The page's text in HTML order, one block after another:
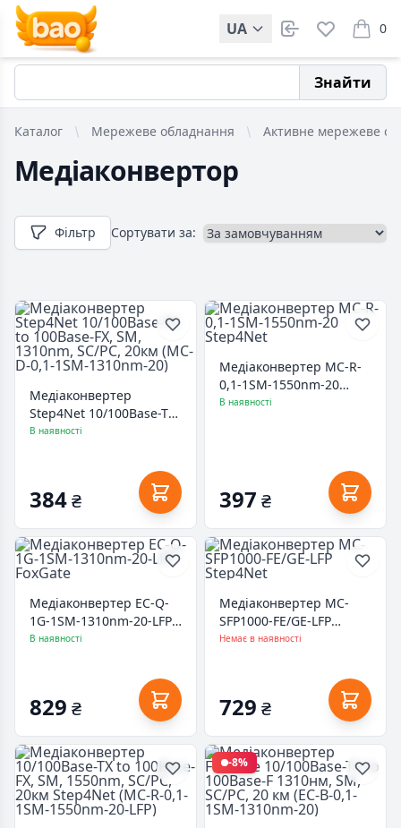
UA 0
items
Знайти
Каталог Мережеве обладнання Активне мережеве
Медіаконвертор
Фільтр Сортувати за:
Медіаконвертер
Step4Net 10/100Base-TX
to 100Base-FX, SM,
(MC-D-0,1-1SM-1310nm-
В наявності
384₴
Медіаконвертер MC-R-
0,1-1SM-1550nm-20
Step4Net
В наявності
397 ₴
Медіаконвертер EC-Q-
1G-1SM-1310nm-20-LFP
FoxGate
В наявності
829 ₴
Медіаконвертер MC-
SFP1000-FE/GE-LFP
Step4Net
Немає в наявності
729 ₴
-8%